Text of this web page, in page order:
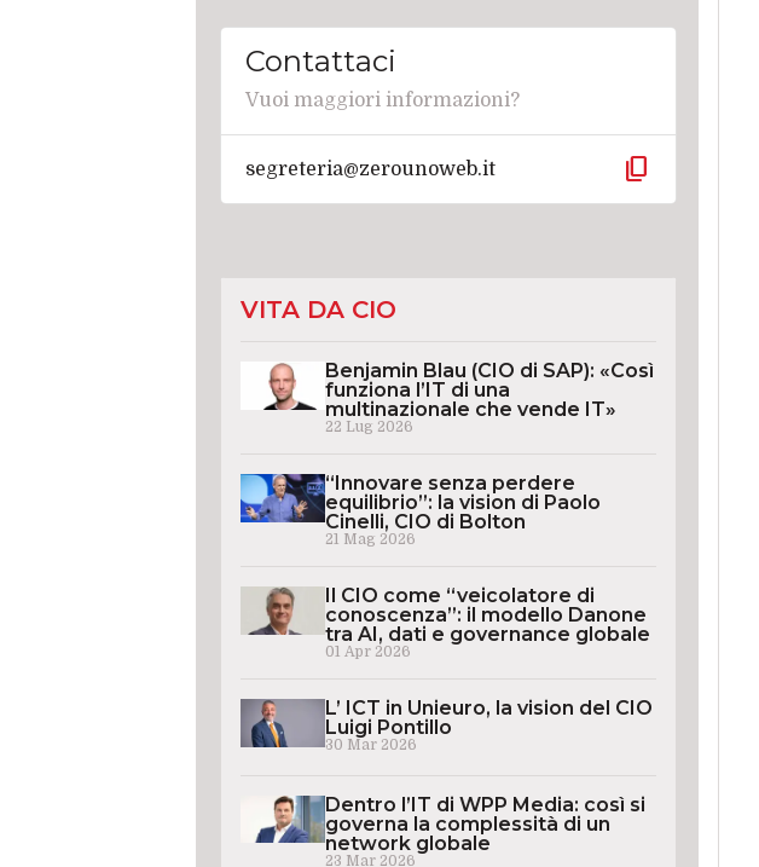
Contattaci
Vuoi maggiori informazioni?
segreteria@zerounoweb.it content_copy
VITA DA CIO
Benjamin Blau (CIO di SAP): «Così
funziona l’IT di una
multinazionale che vende IT»
22 Lug 2026
“Innovare senza perdere
equilibrio”: la vision di Paolo
Cinelli, CIO di Bolton
21 Mag 2026
Il CIO come “veicolatore di
conoscenza”: il modello Danone
tra AI, dati e governance globale
01 Apr 2026
L’ ICT in Unieuro, la vision del CIO
Luigi Pontillo
30 Mar 2026
Dentro l’IT di WPP Media: così si
governa la complessità di un
network globale
23 Mar 2026